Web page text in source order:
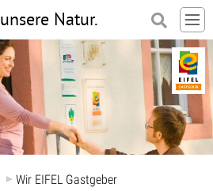
Wir EIFEL Gastgeber
unsere Natur.